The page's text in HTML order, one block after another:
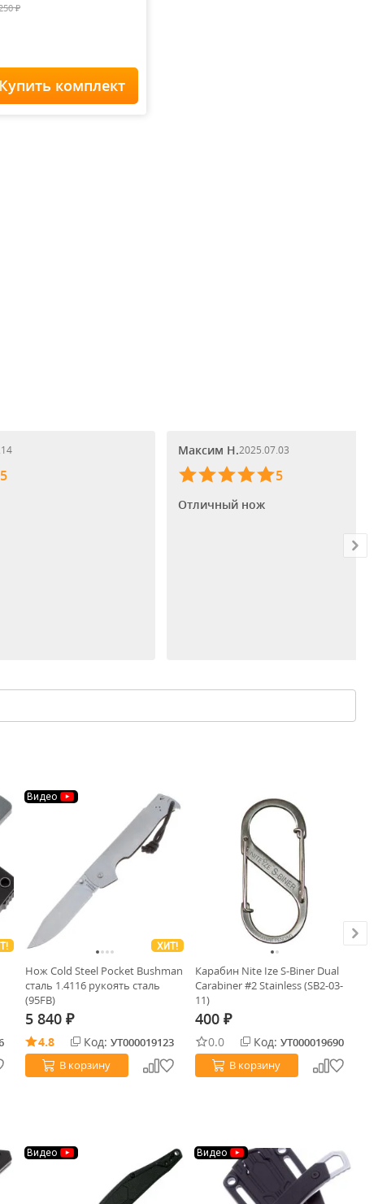
₽
Home Staff
Купить комплект
5
Максим Н.2025.07.03
5
Отличный нож
Видео
ХИТ!
Нож Cold Steel Pocket Bushman
сталь 1.4116 рукоять сталь
(95FB)
5 840 ₽
4.8 Код: УТ000019123
В корзину
Карабин Nite Ize S-Biner Dual
Carabiner #2 Stainless (SB2-03-
11)
400 ₽
0.0 Код: УТ000019690
В корзину
Видео Видео